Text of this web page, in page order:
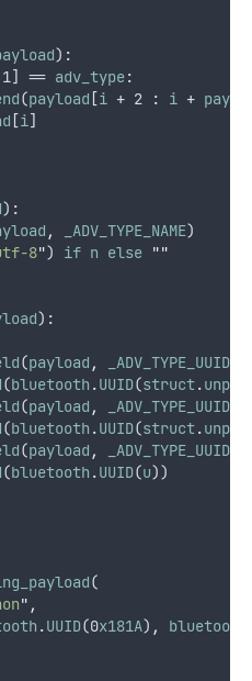
):
== adv_type:
(payload [i + 2 : i +
[i]
):
, _ADV_TYPE_NAME)
8") if n else ""
):
(payload ,
(bluetooth .UUID(struct.
(payload ,
(bluetooth .UUID(struct.
(payload ,
(bluetooth .UUID(u))
(
" ,
.UUID(0x181A) , bluetooth